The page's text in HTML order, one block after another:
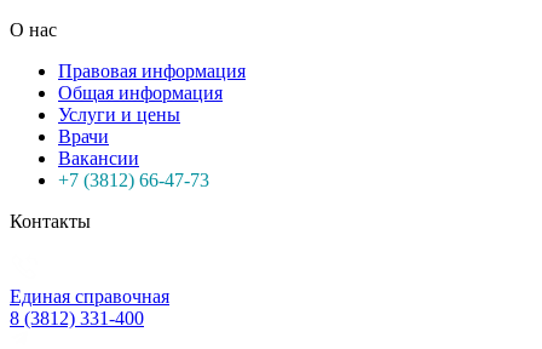
О нас
Правовая информация
Общая информация
Услуги и цены
Врачи
Вакансии
+7 (3812) 66-47-73
Контакты
Единая справочная
8 (3812) 331-400